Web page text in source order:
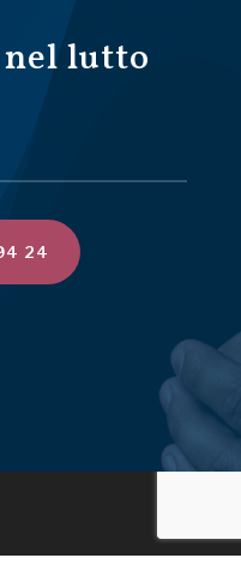
lutto
24